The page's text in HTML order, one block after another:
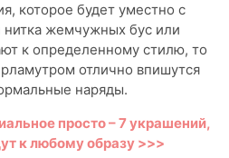
которое будет уместно с
жемчужных бус или
к определенному стилю, то
отлично впишутся
наряды.
просто – 7 украшений,
к любому образу >>>